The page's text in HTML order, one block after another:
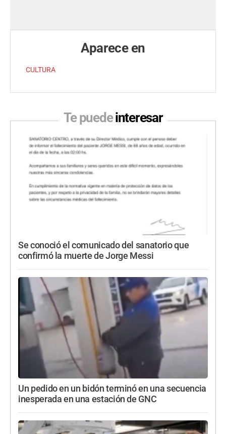
Aparece en
CULTURA
Te puedeinteresar
Se conoció el comunicado del sanatorio que
confirmó la muerte de Jorge Messi
Un pedido en un bidón terminó en una secuencia
inesperada en una estación de GNC